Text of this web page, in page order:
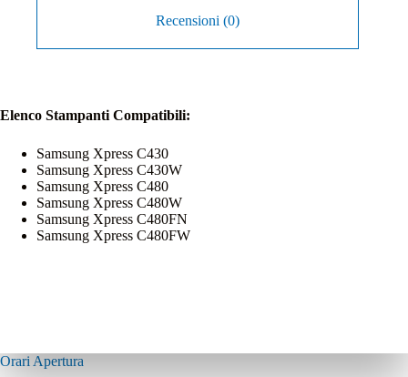
Recensioni (0)
Elenco Stampanti Compatibili:
Samsung Xpress C430
Samsung Xpress C430W
Samsung Xpress C480
Samsung Xpress C480W
Samsung Xpress C480FN
Samsung Xpress C480FW
Orari Apertura